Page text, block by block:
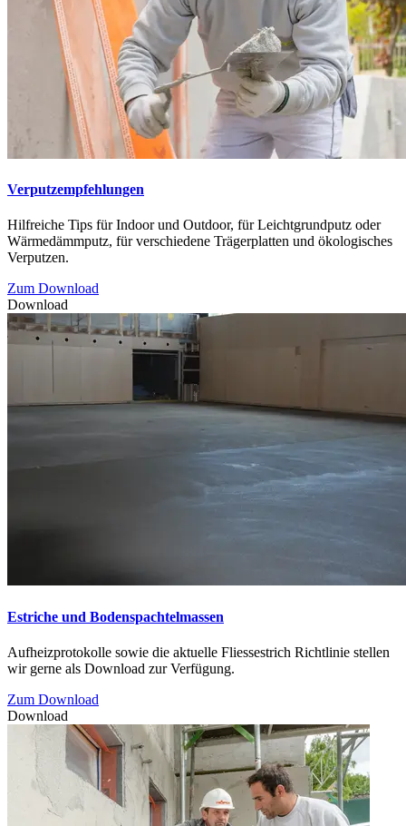
Verputzempfehlungen
Hilfreiche Tips für Indoor und Outdoor, für Leichtgrundputz oder
Wärmedämmputz, für verschiedene Trägerplatten und ökologisches
Verputzen.
Zum Download
Download
Estriche und Bodenspachtelmassen
Aufheizprotokolle sowie die aktuelle Fliessestrich Richtlinie stellen
wir gerne als Download zur Verfügung.
Zum Download
Download